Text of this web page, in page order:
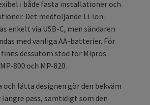
i både fasta installationer och
Det medföljande Li-Ion-
enkelt via USB-C, men sändaren
med vanliga AA-batterier. För
dessutom stöd för Mipros
800 och MP-820.
och lätta designen gör den bekväm
pass, samtidigt som den